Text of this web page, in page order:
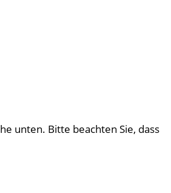
unten. Bitte beachten Sie, dass